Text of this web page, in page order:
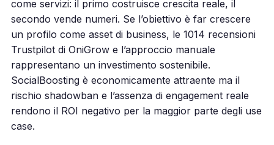
come servizi: il primo costruisce crescita reale, il
secondo vende numeri. Se l’obiettivo è far crescere
un profilo come asset di business, le 1014 recensioni
Trustpilot di OniGrow e l’approccio manuale
rappresentano un investimento sostenibile.
SocialBoosting è economicamente attraente ma il
rischio shadowban e l’assenza di engagement reale
rendono il ROI negativo per la maggior parte degli use
case.